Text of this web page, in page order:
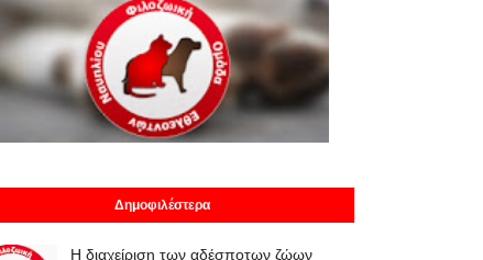
Δημοφιλέστερα
Η διαχείριση των αδέσποτων ζώων